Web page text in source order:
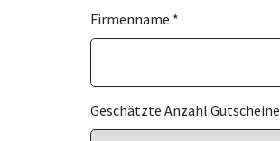
Firmenname *
Geschätzte Anzahl Gutscheine